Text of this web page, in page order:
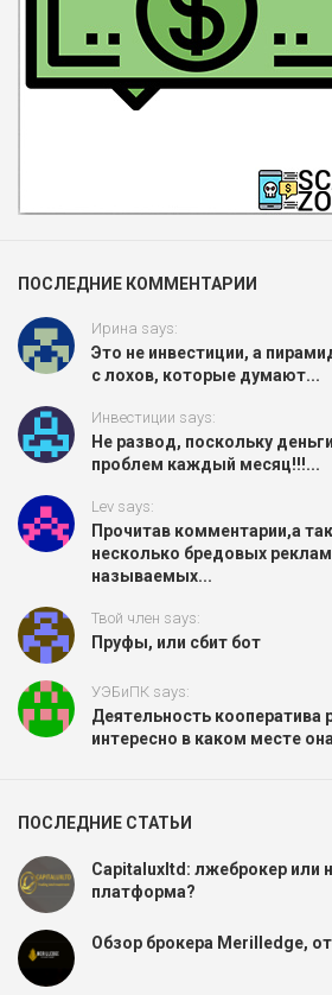
ПОСЛЕДНИЕ КОММЕНТАРИИ
Ирина says:
Это не инвестиции, а
с лохов, которые думают...
Инвестиции says:
Не развод, поскольку
проблем каждый месяц!!!...
Lev says:
Прочитав комментарии,а
несколько бредовых
называемых...
Твой член says:
Пруфы, или сбит бот
УЭБиПК says:
Деятельность кооператива
интересно в каком месте
ПОСЛЕДНИЕ СТАТЬИ
Capitaluxltd: лжеброкер или
платформа?
Обзор брокера Merilledge,